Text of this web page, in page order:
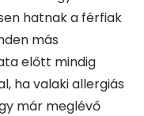
hatnak a férfiak
más
előtt mindig
ha valaki allergiás
már meglévő